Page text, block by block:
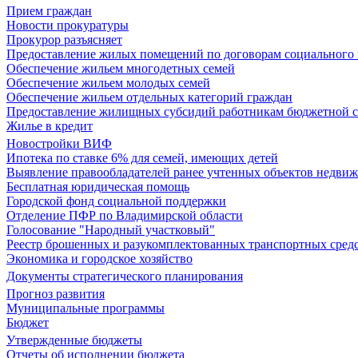
Прием граждан
Новости прокуратуры
Прокурор разъясняет
Предоставление жилых помещений по договорам социального
Обеспечение жильем многодетных семей
Обеспечение жильем молодых семей
Обеспечение жильем отдельных категорий граждан
Предоставление жилищных субсидий работникам бюджетной
Жилье в кредит
Новостройки ВИФ
Ипотека по ставке 6% для семей, имеющих детей
Выявление правообладателей ранее учтенных объектов
Бесплатная юридическая помощь
Городской фонд социальной поддержки
Отделение ПФР по Владимирской области
Голосование "Народный участковый"
Реестр брошенных и разукомплектованных транспортных
Экономика и городское хозяйство
Документы стратегического планирования
Прогноз развития
Муниципальные программы
Бюджет
Утвержденные бюджеты
Отчеты об исполнении бюджета